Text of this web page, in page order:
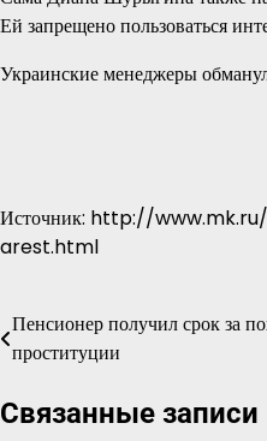
Ей запрещено пользоваться
Украинские менеджеры
Источник: http://
arest.html
Навигация
по
записям
Пенсионер получил срок за
проституции
Связанные записи